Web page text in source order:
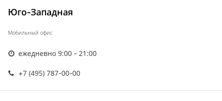
Юго-Западная
Мобильный офис
ежедневно 9:00 - 21:00
+7 (495) 787-00-00